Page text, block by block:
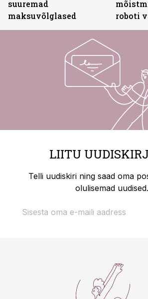
suuremad
maksuvõlglased
roboti
LIITU
Telli uudiskiri ning saad oma
olulisemad uudised.